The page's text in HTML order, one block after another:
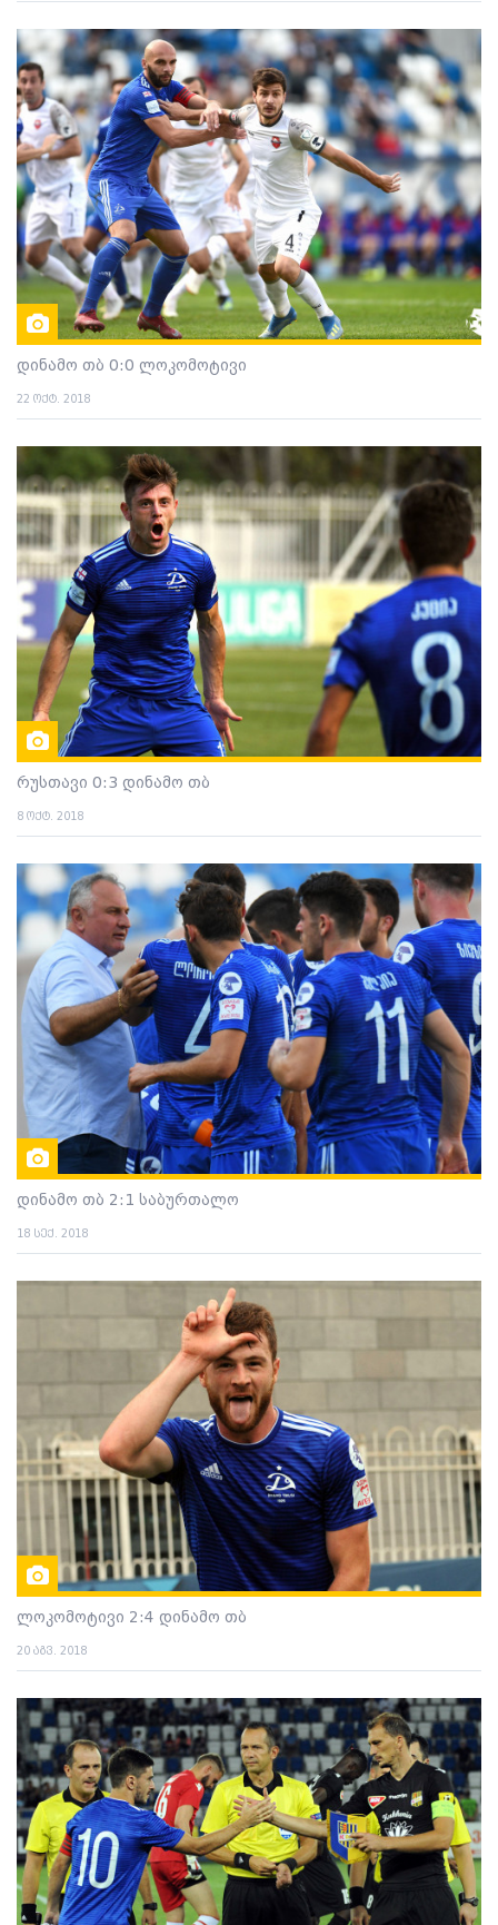
დინამო თბ 0:0 ლოკომოტივი
22 ოქტ. 2018
რუსთავი 0:3 დინამო თბ
8 ოქტ. 2018
დინამო თბ 2:1 საბურთალო
18 სექ. 2018
ლოკომოტივი 2:4 დინამო თბ
20 აგვ. 2018